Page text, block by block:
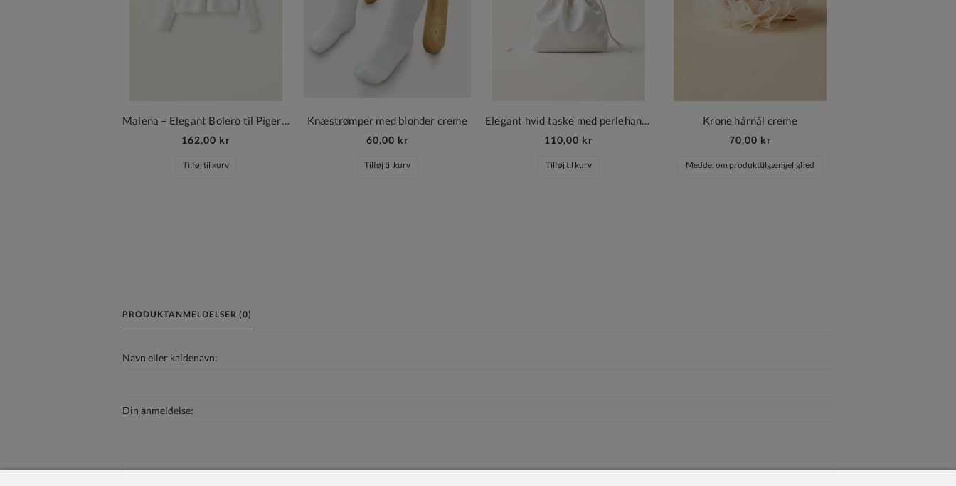
162,00 kr
Tilføj til kurv
Knæstrømper med blonder creme
60,00 kr
Tilføj til kurv
110,00 kr
Tilføj til kurv
Krone hårnål creme
70,00 kr
Meddel om produkttilgængelighed
PRODUKTANMELDELSER (0)
Navn eller kaldenavn:
Din anmeldelse: